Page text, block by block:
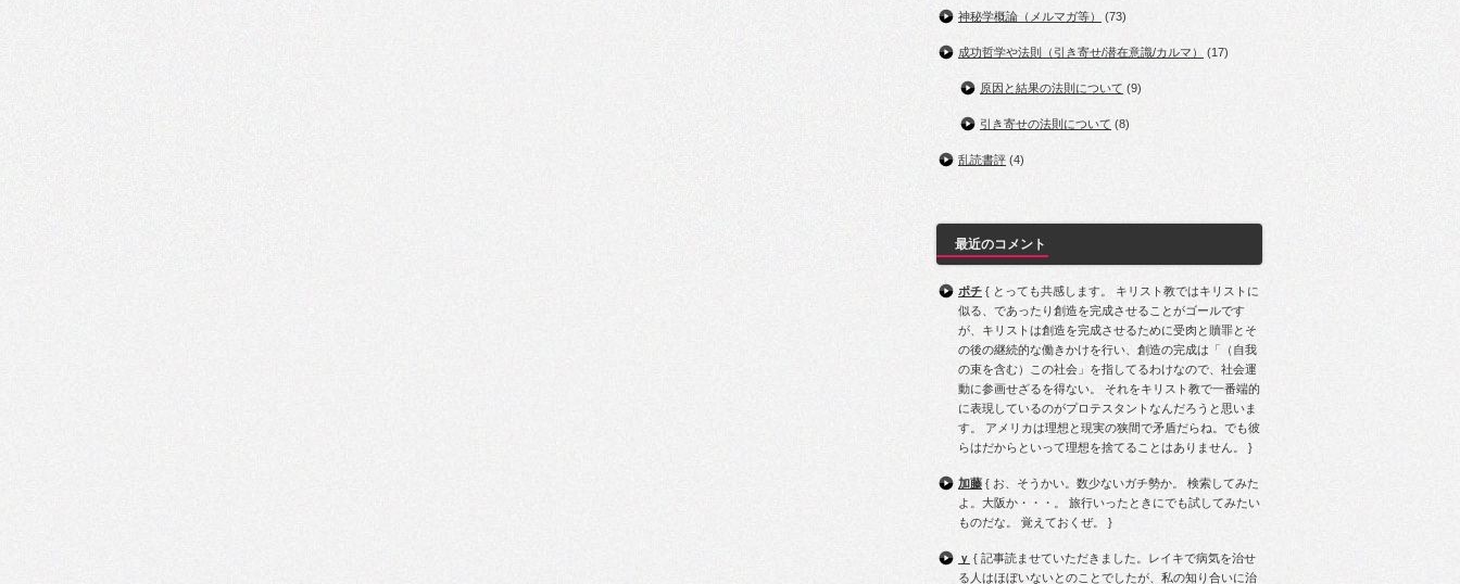
神秘学概論（メルマガ等） (73)
成功哲学や法則（引き寄せ/潜在意識/カルマ） (17)
原因と結果の法則について (9)
引き寄せの法則について (8)
乱読書評 (4)
最近のコメント
ポチ { とっても共感します。 キリスト教ではキリストに
似る、であったり創造を完成させることがゴールです
が、キリストは創造を完成させるために受肉と贖罪とそ
の後の継続的な働きかけを行い、創造の完成は「（自我
の束を含む）この社会」を指してるわけなので、社会運
動に参画せざるを得ない。 それをキリスト教で一番端的
に表現しているのがプロテスタントなんだろうと思いま
す。 アメリカは理想と現実の狭間で矛盾だらね。でも彼
らはだからといって理想を捨てることはありません。 }
加藤 { お、そうかい。数少ないガチ勢か。 検索してみた
よ。大阪か・・・。 旅行いったときにでも試してみたい
ものだな。 覚えておくぜ。 }
ｙ { 記事読ませていただきました。レイキで病気を治せ
る人はほぼいないとのことでしたが、私の知り合いに治